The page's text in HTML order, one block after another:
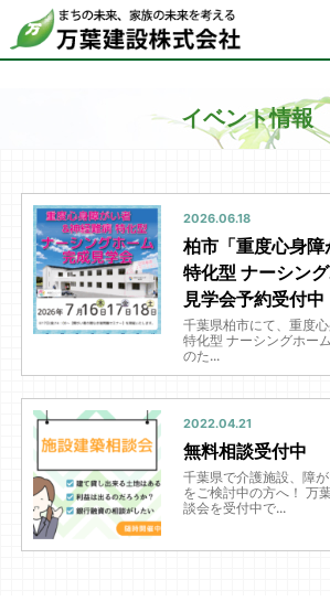
イベント情報
2026.06.18
柏市「重度心身
特化型 ナーシン
見学会予約受付中
千葉県柏市にて、重度
特化型 ナーシングホー
のた...
2022.04.21
無料相談受付中
千葉県で介護施設、障
をご検討中の方へ！ 万
談会を受付中で...